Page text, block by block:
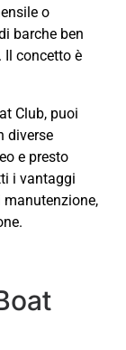
o
barche ben
Il concetto è
Club, puoi
diverse
e presto
i vantaggi